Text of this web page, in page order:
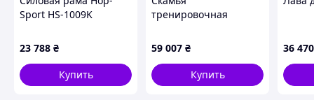
Sport HS-1009K
23 788 ₴
Купить
тренировочная
Dip с модулем
подтягиваний
59 007 ₴
Купить
36 470